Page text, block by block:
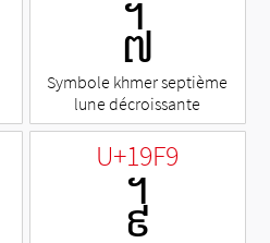
᧷
Symbole khmer septième
lune décroissante
U+19F9
᧹